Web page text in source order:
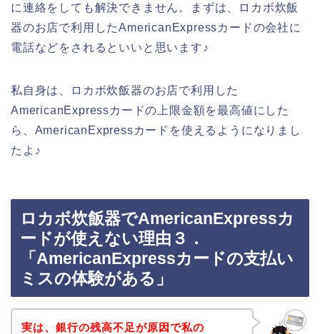
に連絡をしても解決できません。まずは、ロカボ炊飯
器のお店で利用したAmericanExpressカードの会社に
電話などをされるといいと思います♪
私自身は、ロカボ炊飯器のお店で利用した
AmericanExpressカードの上限金額を最高値にした
ら、AmericanExpressカードを使えるようになりまし
たよ♪
ロカボ炊飯器でAmericanExpressカ
ードが使えない理由３．
「AmericanExpressカードの支払い
ミスの体験がある」
実は、銀行の残高不足が原因で私の